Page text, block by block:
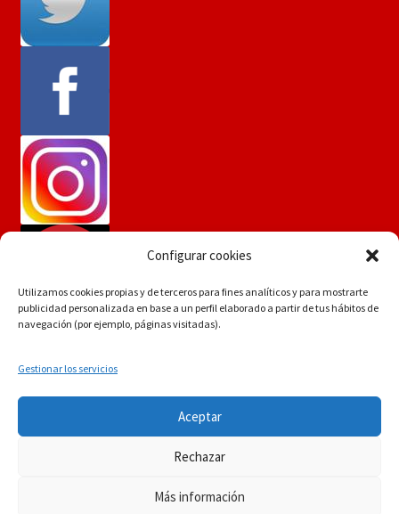
Configurar cookies
Utilizamos cookies propias y de terceros para fines analíticos y para mostrarte
publicidad personalizada en base a un perfil elaborado a partir de tus hábitos de
navegación (por ejemplo, páginas visitadas).
Gestionar los servicios
Aceptar
Rechazar
Más información
Si tiene dudas consúltenos a
info.martinflores@gmail.com , mensaje de whatsapp
644352942 o en el 954271687
POLÍTICA DE PRIVACIDAD
Construido con